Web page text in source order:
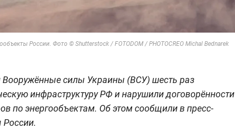
России. Фото © Shutterstock / FOTODOM / PHOTOCREO Michal Bednarek
Вооружённые силы Украины (ВСУ) шесть раз
инфраструктуру РФ и нарушили договорённости
по энергообъектам. Об этом сообщили в пресс-